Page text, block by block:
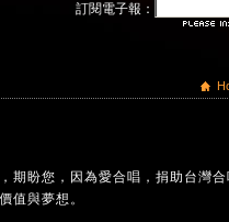
訂閱電子報：
期盼您，因為愛合唱，捐助台灣
值與夢想。